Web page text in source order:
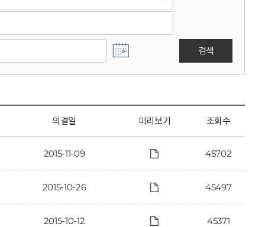
검색
의결일 미리보기 조회수
2015-11-09 45702
2015-10-26 45497
2015-10-12 45371